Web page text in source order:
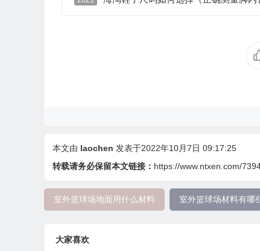
本文由 laochen 发表于2022年10月7日 09:17:25
转载请务必保留本文链接： https://www.ntxen.com/
室外篮球场地面用什么材料 室外篮球场材料有哪
大家喜欢